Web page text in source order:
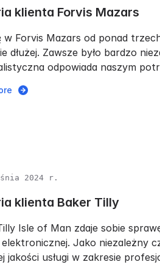
klienta Forvis Mazars
w Forvis Mazars od ponad
dłużej. Zawsze było bardzo
odpowiada naszym
2024 r.
klienta Baker Tilly
Isle of Man zdaje sobie
Jako niezależny
jakości usługi w zakresie